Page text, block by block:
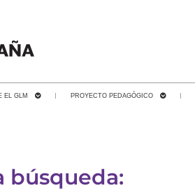
EL GLM PROYECTO PEDAGÓGICO
búsqueda: